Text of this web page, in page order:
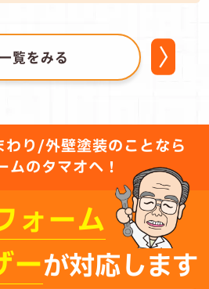
覧をみる
わり/外壁塗装のことなら
ムのタマオへ！
ォーム
ーが対応します